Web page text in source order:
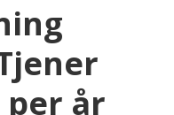
per år